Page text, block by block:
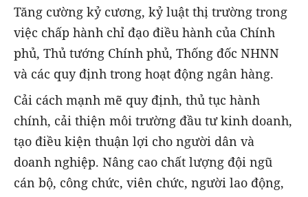
Tăng cường kỷ cương, kỷ luật thị trường trong
việc chấp hành chỉ đạo điều hành của Chính
phủ, Thủ tướng Chính phủ, Thống đốc NHNN
và các quy định trong hoạt động ngân hàng.
Cải cách mạnh mẽ quy định, thủ tục hành
chính, cải thiện môi trường đầu tư kinh doanh,
tạo điều kiện thuận lợi cho người dân và
doanh nghiệp. Nâng cao chất lượng đội ngũ
cán bộ, công chức, viên chức, người lao động,